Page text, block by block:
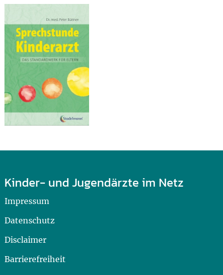
Kinder- und Jugendärzte im Netz
Impressum
Datenschutz
Disclaimer
Barrierefreiheit